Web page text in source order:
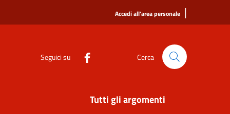
Accedi all'area personale |
Seguici su Cerca
Tutti gli argomenti